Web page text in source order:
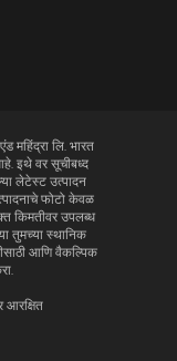
महिंद्रा लि. भारत
इथे वर सूचीबध्द
लेटेस्ट उत्पादन
फोटो केवळ
किमतीवर उपलब्ध
तुमच्या स्थानिक
आणि वैकल्पिक
आरक्षित